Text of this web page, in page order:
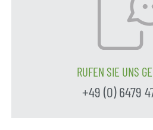
RUFEN SIE UNS
+49 (0) 6479